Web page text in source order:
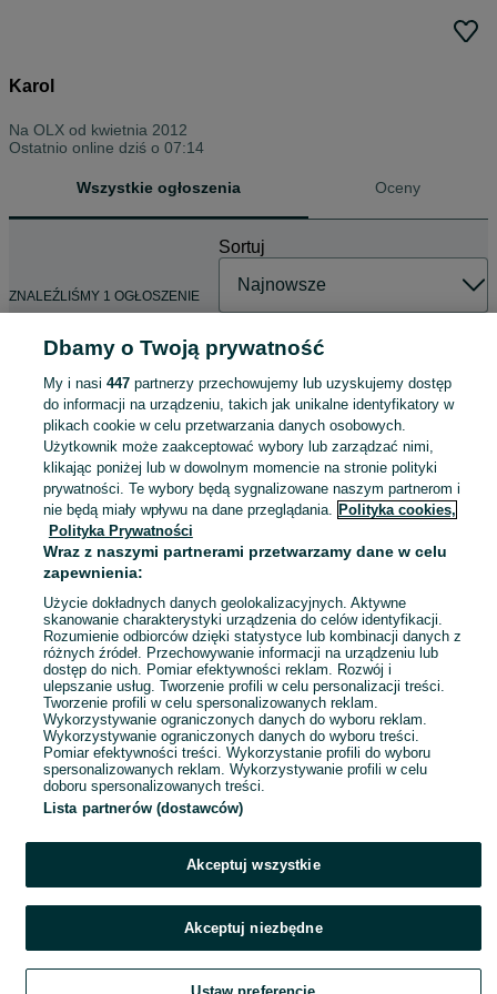
Karol
Na OLX od kwietnia 2012
Ostatnio online dziś o 07:14
Wszystkie ogłoszenia Oceny
ZNALEŹLIŚMY 1 OGŁOSZENIE
Sortuj
Skuter wodny Kawasaki ST 160 -
nowość 2026 Jet Ski STX
62 600 zł
Ostróda
Odświeżono dnia 01 sierpnia 2026
Dbamy o Twoją prywatność
My i nasi 447partnerzy przechowujemy lub uzyskujemy dostęp
do informacji na urządzeniu, takich jak unikalne identyfikatory w
plikach cookie w celu przetwarzania danych osobowych.
Użytkownik może zaakceptować wybory lub zarządzać nimi,
klikając poniżej lub w dowolnym momencie na stronie polityki
prywatności. Te wybory będą sygnalizowane naszym partnerom i
nie będą miały wpływu na dane przeglądania. Polityka cookies,
Polityka Prywatności
Wraz z naszymi partnerami przetwarzamy dane w celu
zapewnienia:
Użycie dokładnych danych geolokalizacyjnych. Aktywne
skanowanie charakterystyki urządzenia do celów identyfikacji.
Rozumienie odbiorców dzięki statystyce lub kombinacji danych z
różnych źródeł. Przechowywanie informacji na urządzeniu lub
dostęp do nich. Pomiar efektywności reklam. Rozwój i
ulepszanie usług. Tworzenie profili w celu personalizacji treści.
Tworzenie profili w celu spersonalizowanych reklam.
Wykorzystywanie ograniczonych danych do wyboru reklam.
Wykorzystywanie ograniczonych danych do wyboru treści.
Pomiar efektywności treści. Wykorzystanie profili do wyboru
spersonalizowanych reklam. Wykorzystywanie profili w celu
doboru spersonalizowanych treści.
Lista partnerów (dostawców)
Akceptuj wszystkie
Akceptuj niezbędne